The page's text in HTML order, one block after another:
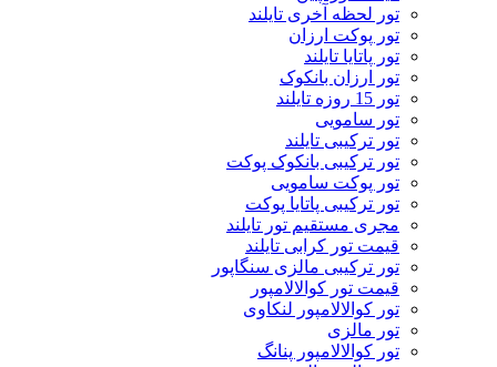
تور لحظه آخری تایلند
تور پوکت ارزان
تور پاتايا تايلند
تور ارزان بانکوک
تور 15 روزه تایلند
تور سامویی
تور ترکیبی تایلند
تور ترکیبی بانکوک پوکت
تور پوکت سامویی
تور ترکیبی پاتایا پوکت
مجری مستقیم تور تایلند
قیمت تور کرابی تایلند
تور ترکیبی مالزی سنگاپور
قیمت تور کوالالامپور
تور کوالالامپور لنکاوی
تور مالزی
تور کوالالامپور پنانگ